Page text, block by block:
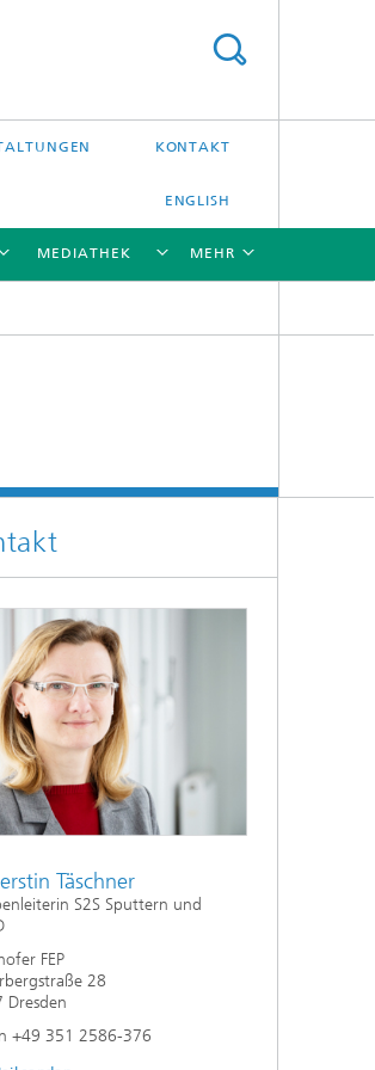
KONTAKT
ENGLISH
MEDIATHEK MEHR
Täschner
S2S Sputtern und
FEP
28
Dresden
+49 351 2586-376